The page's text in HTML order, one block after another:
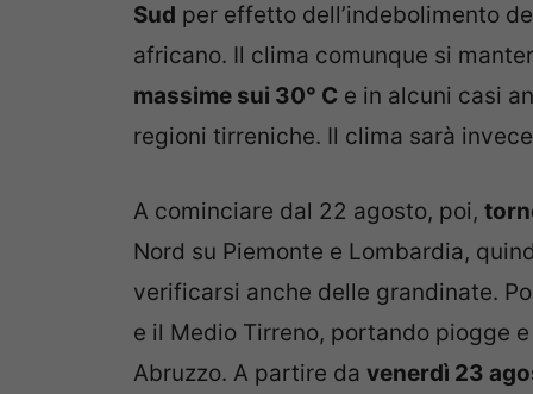
Sud per effetto dell’indebolimento
africano. Il clima comunque si
massime sui 30° C e in alcuni casi
regioni tirreniche. Il clima sarà
A cominciare dal 22 agosto, poi,
Nord su Piemonte e Lombardia,
verificarsi anche delle grandinate.
e il Medio Tirreno, portando piogge
Abruzzo. A partire da venerdì 23